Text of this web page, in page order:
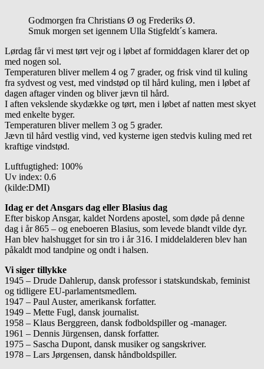
Godmorgen fra Christians Ø og Frederiks Ø.
Smuk morgen set igennem Ulla Stigfeldt´s kamera.
Lørdag får vi mest tørt vejr og i løbet af formiddagen klarer det op
med nogen sol.
Temperaturen bliver mellem 4 og 7 grader, og frisk vind til kuling
fra sydvest og vest, med vindstød op til hård kuling, men i løbet af
dagen aftager vinden og bliver jævn til hård.
I aften vekslende skydække og tørt, men i løbet af natten mest skyet
med enkelte byger.
Temperaturen bliver mellem 3 og 5 grader.
Jævn til hård vestlig vind, ved kysterne igen stedvis kuling med ret
kraftige vindstød.
Luftfugtighed: 100%
Uv index: 0.6
(kilde:DMI)
Idag er det Ansgars dag eller Blasius dag
Efter biskop Ansgar, kaldet Nordens apostel, som døde på denne
dag i år 865 – og ene­bo­eren Blasius, som levede blandt vilde dyr.
Han blev halshugget for sin tro i år 316. I middelalderen blev han
på­kaldt mod tandpine og ondt i halsen.
Vi siger tillykke
1945 – Drude Dahlerup, dansk professor i statskundskab, feminist
og tidligere EU-parlamentsmedlem.
1947 – Paul Auster, amerikansk forfatter.
1949 – Mette Fugl, dansk journalist.
1958 – Klaus Berggreen, dansk fodboldspiller og -manager.
1961 – Dennis Jürgensen, dansk forfatter.
1975 – Sascha Dupont, dansk musiker og sangskriver.
1978 – Lars Jørgensen, dansk håndboldspiller.